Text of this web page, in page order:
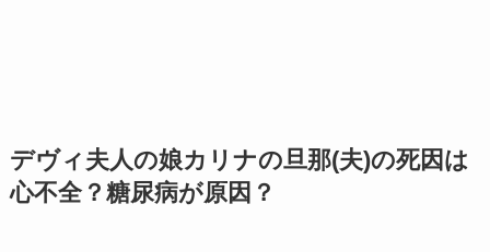
デヴィ夫人の娘カリナの旦那(夫)の死因は
心不全？糖尿病が原因？